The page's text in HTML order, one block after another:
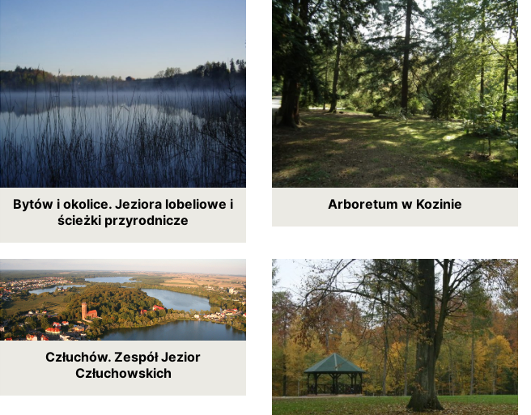
Bytów i okolice. Jeziora lobeliowe i
ścieżki przyrodnicze
Arboretum w Kozinie
Człuchów. Zespół Jezior
Człuchowskich